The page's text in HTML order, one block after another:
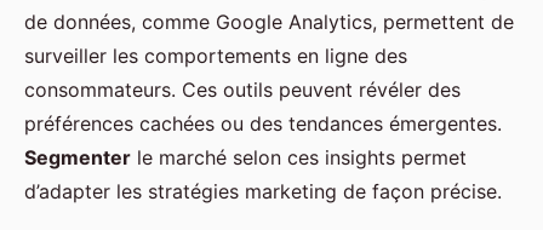
de données, comme Google Analytics, permettent de
surveiller les comportements en ligne des
consommateurs. Ces outils peuvent révéler des
préférences cachées ou des tendances émergentes.
Segmenter le marché selon ces insights permet
d’adapter les stratégies marketing de façon précise.